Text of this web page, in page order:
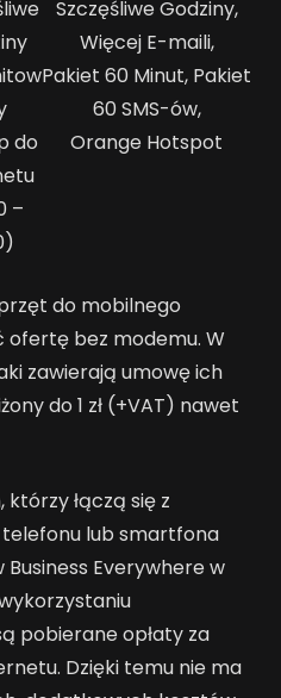
do
–
Szczęśliwe Godziny,
Więcej E-maili,
Pakiet 60 Minut, Pakiet
60 SMS-ów,
Orange Hotspot
do mobilnego
bez modemu. W
zawierają umowę ich
do 1 zł (+VAT) nawet
łączą się z
lub smartfona
Everywhere w
pobierane opłaty za
Dzięki temu nie ma